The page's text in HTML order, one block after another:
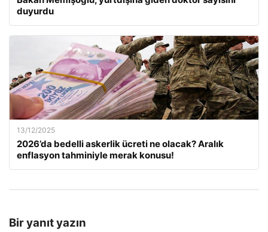
duyurdu
13/12/2025
2026’da bedelli askerlik ücreti ne olacak? Aralık
enflasyon tahminiyle merak konusu!
Bir yanıt yazın